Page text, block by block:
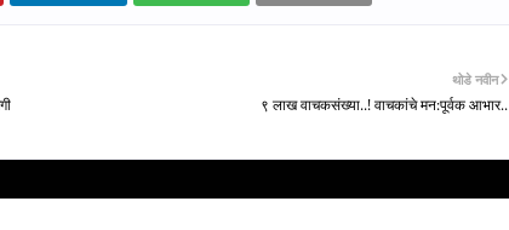
थोडे नवीन
९ लाख वाचकसंख्या..! वाचकांचे मन:पूर्वक आभार..